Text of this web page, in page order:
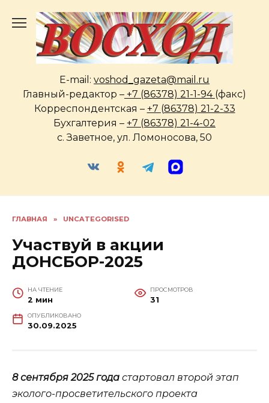
содержанию
E-mail: voshod_gazeta@mail.ru
Главный-редактор – +7 (86378) 21-1-94 (факс)
Корреспондентская – +7 (86378) 21-2-33
Бухгалтерия – +7 (86378) 21-4-02
с. Заветное, ул. Ломоносова, 50
ГЛАВНАЯ » UNCATEGORISED
Участвуй в акции
ДОНСБОР-2025
НА ЧТЕНИЕ
2 мин
ПРОСМОТРОВ
31
ОПУБЛИКОВАНО
30.09.2025
8 сентября 2025 года стартовал второй этап
эколого-просветительского проекта